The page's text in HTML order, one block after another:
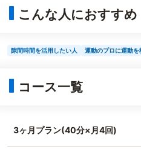
こんな人におすすめ
隙間時間を活用したい人 運動のプロに運動を
コース一覧
3ヶ月プラン(40分×月4回)